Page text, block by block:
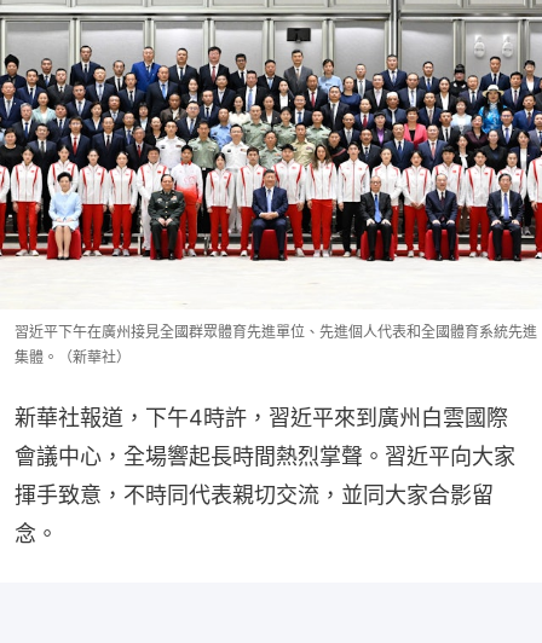
習近平下午在廣州接見全國群眾體育先進單位、先進個人代表和全國體育系統先進
集體。（新華社）
新華社報道，下午4時許，習近平來到廣州白雲國際
會議中心，全場響起長時間熱烈掌聲。習近平向大家
揮手致意，不時同代表親切交流，並同大家合影留
念。